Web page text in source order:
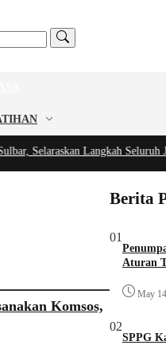
Selaraskan Langkah Seluruh
Komsos,
Berita
01
Aturan
May
02
SPPG